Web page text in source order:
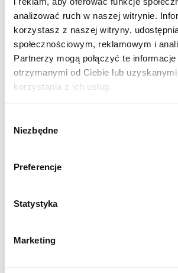
analizować ruch w naszej witrynie.
korzystasz z naszej witryny,
społecznościowym, reklamowym i
Partnerzy mogą połączyć te
otrzymanymi od Ciebie lub
korzystania z ich usług.
zgody
Niezbędne
Preferencje
Statystyka
Marketing
Pyszne ciasto ucierane ze
propozycja na wykorzystanie
śliwek :) Ciasto pomimo
Oczywiście mąkę można
pszenną, a cynamon pominąć
wtedy klasyczny placek ze